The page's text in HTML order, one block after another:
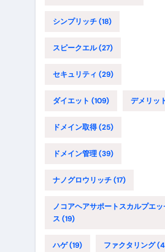
シンプリッチ(18)
スピークエル(27)
セキュリティ (29)
ダイエット (109) デメリッ
ドメイン取得(25)
ドメイン管理(39)
ナノグロウリッチ(17)
ノコアヘアサポートスカルプエッ
ス (19)
ハゲ(19) ファクタリング